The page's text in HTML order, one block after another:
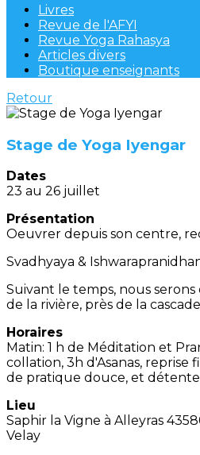
Livres
Revue de l'AFYI
Revue Yoga Rahasya
Articles divers
Boutique enseignants
Retour
Stage de Yoga Iyengar
Dates
23 au 26 juillet
Présentation
Oeuvrer depuis son centre,
Svadhyaya &
Suivant le temps, nous
de la rivière, près de la
Horaires
Matin: 1 h de Méditation et
collation, 3h d'Asanas, reprise
de pratique douce, et
Lieu
Saphir la Vigne à Alleyras
Velay